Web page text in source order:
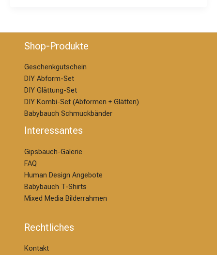
Shop-Produkte
Geschenkgutschein
DIY Abform-Set
DIY Glättung-Set
DIY Kombi-Set (Abformen + Glätten)
Babybauch Schmuckbänder
Interessantes
Gipsbauch-Galerie
FAQ
Human Design Angebote
Babybauch T-Shirts
Mixed Media Bilderrahmen
Rechtliches
Kontakt